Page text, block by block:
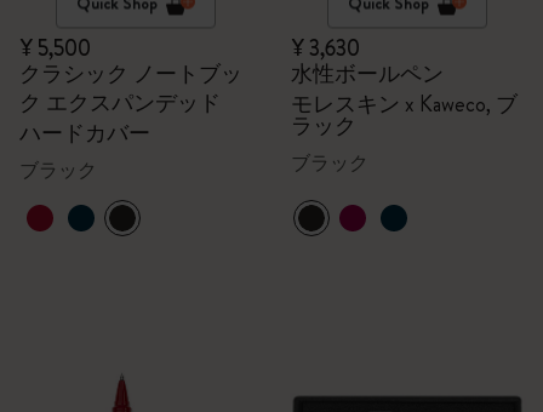
¥ 5,500
クラシック ノートブッ
ク エクスパンデッド
ハードカバー
ブラック
¥ 3,630
水性ボールペン
モレスキン x Kaweco, ブ
ラック
ブラック